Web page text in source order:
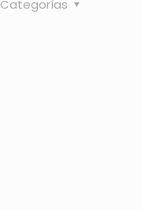
Categorías